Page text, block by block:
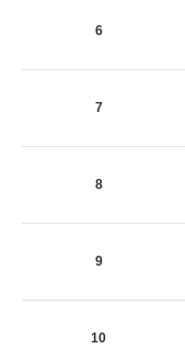
6
7
8
9
10